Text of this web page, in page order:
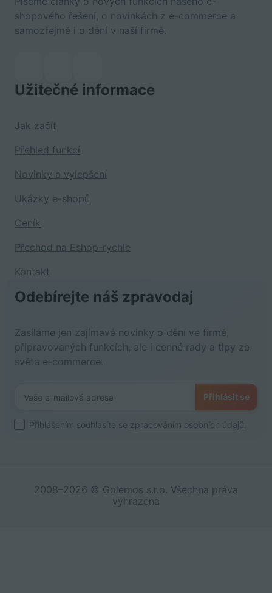
shopového řešení, o novinkách z e-commerce a
samozřejmě i o dění v naší firmě.
Užitečné informace
Jak začít
Přehled funkcí
Novinky a vylepšení
Ukázky e-shopů
Ceník
Přechod na Eshop-rychle
Kontakt
Odebírejte náš zpravodaj
Zasíláme jen zajímavé novinky o dění ve firmě,
připravovaných funkcích, ale i cenné rady a tipy ze
světa e-commerce.
Přihlásit se
Přihlášením souhlasíte se zpracováním osobních údajů
2008–2026 © Golemos s.r.o. Všechna práva
vyhrazena